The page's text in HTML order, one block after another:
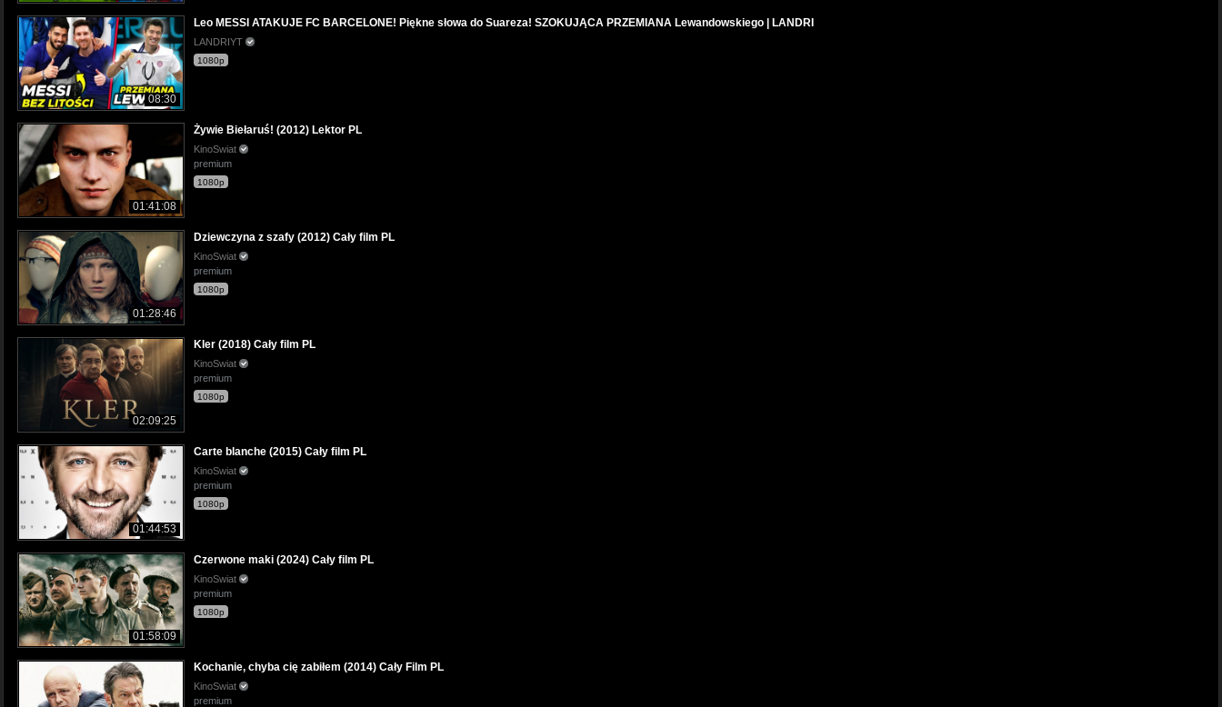
08:30
Leo MESSI ATAKUJE FC BARCELONE! Piękne słowa do Suareza! SZOKUJĄCA PRZEMIANA Lewandowskiego | LANDRI
LANDRIYT
1080p
01:41:08
Żywie Biełaruś! (2012) Lektor PL
KinoSwiat
premium
1080p
01:28:46
Dziewczyna z szafy (2012) Cały film PL
KinoSwiat
premium
1080p
02:09:25
Kler (2018) Cały film PL
KinoSwiat
premium
1080p
01:44:53
Carte blanche (2015) Cały film PL
KinoSwiat
premium
1080p
01:58:09
Czerwone maki (2024) Cały film PL
KinoSwiat
premium
1080p
Kochanie, chyba cię zabiłem (2014) Cały Film PL
KinoSwiat
premium